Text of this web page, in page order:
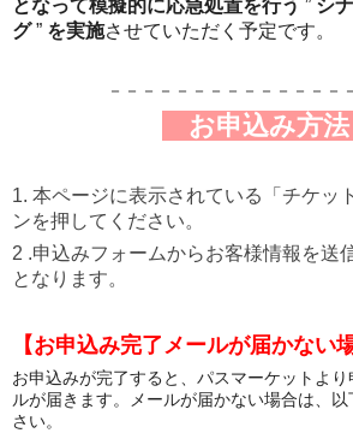
となって模擬的に応急処置を行う ” シ
グ” を実施させていただく予定です。
－－－－－－－－－－－－－－
お申込み方
1. 本ページに表示されている「チケッ
ンを押してください。
2 .申込みフォームからお客様情報を送
となります。
【お申込み完了メールが届かない
お申込みが完了すると、パスマーケットよ
ルが届きます。メールが届かない場合は、
さい。